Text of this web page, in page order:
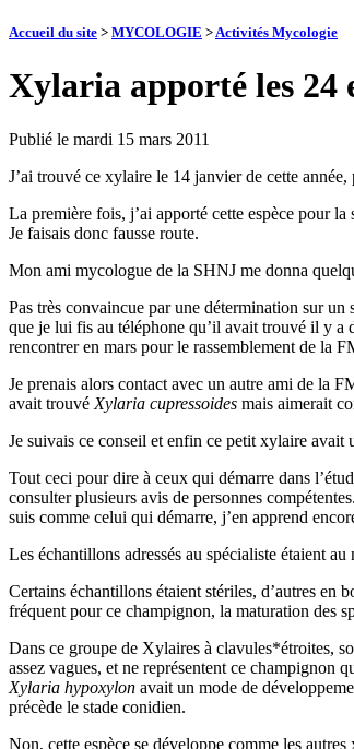
Accueil du site > MYCOLOGIE >Activités Mycologie
Xylaria apporté les 24
Publié le mardi 15 mars 2011
J’ai trouvé ce xylaire le 14 janvier de cette
La première fois, j’ai apporté cette espèce pour
Je faisais donc fausse route.
Mon ami mycologue de la SHNJ me donna
Pas très convaincue par une détermination sur
que je lui fis au téléphone qu’il avait trouvé il y a
rencontrer en mars pour le rassemblement de la
Je prenais alors contact avec un autre ami de la
avait trouvé Xylaria cupressoides mais aimerait
Je suivais ce conseil et enfin ce petit xylaire avait
Tout ceci pour dire à ceux qui démarre dans
consulter plusieurs avis de personnes
suis comme celui qui démarre, j’en apprend
Les échantillons adressés au spécialiste étaient
Certains échantillons étaient stériles, d’autres en
fréquent pour ce champignon, la maturation des
Dans ce groupe de Xylaires à clavules*étroites,
assez vagues, et ne représentent ce
Xylaria hypoxylon avait un mode de
précède le stade conidien.
Non, cette espèce se développe comme les